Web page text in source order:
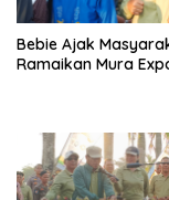
Bebie Ajak
Ramaikan Mura